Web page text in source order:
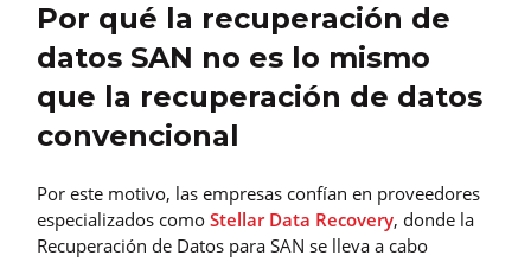
Por qué la recuperación de
datos SAN no es lo mismo
que la recuperación de datos
convencional
Por este motivo, las empresas confían en proveedores
especializados como Stellar Data Recovery, donde la
Recuperación de Datos para SAN se lleva a cabo